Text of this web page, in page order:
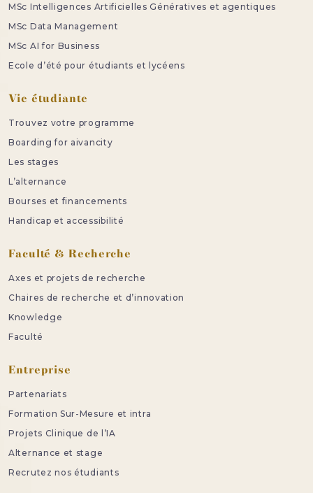
MSc Intelligences Artificielles Génératives et agentiques
MSc Data Management
MSc AI for Business
Ecole d’été pour étudiants et lycéens
Vie étudiante
Trouvez votre programme
Boarding for aivancity
Les stages
L’alternance
Bourses et financements
Handicap et accessibilité
Faculté & Recherche
Axes et projets de recherche
Chaires de recherche et d’innovation
Knowledge
Faculté
Entreprise
Partenariats
Formation Sur-Mesure et intra
Projets Clinique de l’IA
Alternance et stage
Recrutez nos étudiants